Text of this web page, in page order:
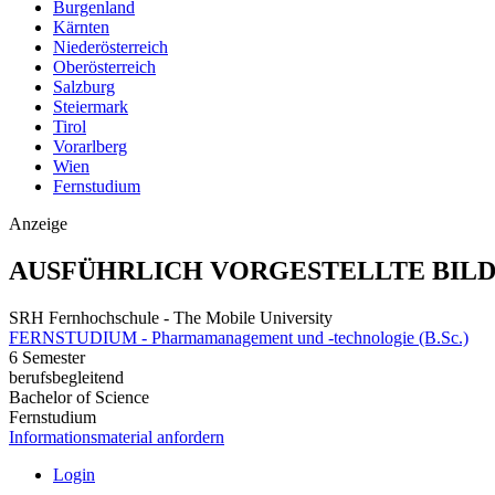
Burgenland
Kärnten
Niederösterreich
Oberösterreich
Salzburg
Steiermark
Tirol
Vorarlberg
Wien
Fernstudium
Anzeige
AUSFÜHRLICH VORGESTELLTE
SRH Fernhochschule - The Mobile University
FERNSTUDIUM - Pharmamanagement und -technologie (B.Sc.)
6 Semester
berufsbegleitend
Bachelor of Science
Fernstudium
Informationsmaterial anfordern
Login